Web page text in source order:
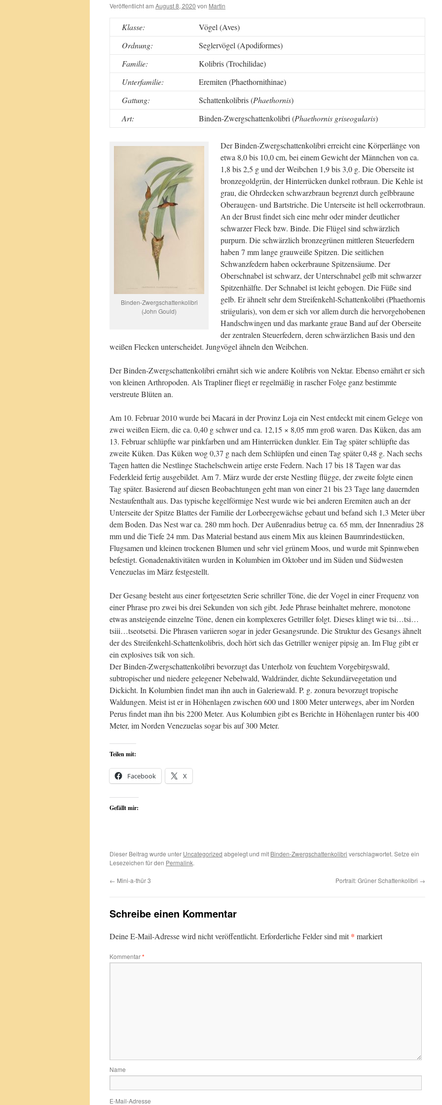
Veröffentlicht am August 8, 2020 von Martin
Klasse:
Vögel (Aves)
Ordnung:
Seglervögel (Apodiformes)
Familie:
Kolibris (Trochilidae)
Unterfamilie:
Eremiten (Phaethornithinae)
Gattung:
Schattenkolibris (Phaethornis)
Art:
Binden-Zwergschattenkolibri (Phaethornis griseogularis)
Binden-Zwergschattenkolibri
(John Gould)
Der Binden-Zwergschattenkolibri erreicht eine Körperlänge von
etwa 8,0 bis 10,0 cm, bei einem Gewicht der Männchen von ca.
1,8 bis 2,5 g und der Weibchen 1,9 bis 3,0 g. Die Oberseite ist
bronzegoldgrün, der Hinterrücken dunkel rotbraun. Die Kehle ist
grau, die Ohrdecken schwarzbraun begrenzt durch gelbbraune
Oberaugen- und Bartstriche. Die Unterseite ist hell ockerrotbraun.
An der Brust findet sich eine mehr oder minder deutlicher
schwarzer Fleck bzw. Binde. Die Flügel sind schwärzlich
purpurn. Die schwärzlich bronzegrünen mittleren Steuerfedern
haben 7 mm lange grauweiße Spitzen. Die seitlichen
Schwanzfedern haben ockerbraune Spitzensäume. Der
Oberschnabel ist schwarz, der Unterschnabel gelb mit schwarzer
Spitzenhälfte. Der Schnabel ist leicht gebogen. Die Füße sind
gelb. Er ähnelt sehr dem Streifenkehl-Schattenkolibri (Phaethornis
striigularis), von dem er sich vor allem durch die hervorgehobenen
Handschwingen und das markante graue Band auf der Oberseite
der zentralen Steuerfedern, deren schwärzlichen Basis und den
weißen Flecken unterscheidet. Jungvögel ähneln den Weibchen.
Der Binden-Zwergschattenkolibri ernährt sich wie andere Kolibris von Nektar. Ebenso ernährt er sich
von kleinen Arthropoden. Als Trapliner fliegt er regelmäßig in rascher Folge ganz bestimmte
verstreute Blüten an.
Am 10. Februar 2010 wurde bei Macará in der Provinz Loja ein Nest entdeckt mit einem Gelege von
zwei weißen Eiern, die ca. 0,40 g schwer und ca. 12,15 × 8,05 mm groß waren. Das Küken, das am
13. Februar schlüpfte war pinkfarben und am Hinterrücken dunkler. Ein Tag später schlüpfte das
zweite Küken. Das Küken wog 0,37 g nach dem Schlüpfen und einen Tag später 0,48 g. Nach sechs
Tagen hatten die Nestlinge Stachelschwein artige erste Federn. Nach 17 bis 18 Tagen war das
Federkleid fertig ausgebildet. Am 7. März wurde der erste Nestling flügge, der zweite folgte einen
Tag später. Basierend auf diesen Beobachtungen geht man von einer 21 bis 23 Tage lang dauernden
Nestaufenthalt aus. Das typische kegelförmige Nest wurde wie bei anderen Eremiten auch an der
Unterseite der Spitze Blattes der Familie der Lorbeergewächse gebaut und befand sich 1,3 Meter über
dem Boden. Das Nest war ca. 280 mm hoch. Der Außenradius betrug ca. 65 mm, der Innenradius 28
mm und die Tiefe 24 mm. Das Material bestand aus einem Mix aus kleinen Baumrindestücken,
Flugsamen und kleinen trockenen Blumen und sehr viel grünem Moos, und wurde mit Spinnweben
befestigt. Gonadenaktivitäten wurden in Kolumbien im Oktober und im Süden und Südwesten
Venezuelas im März festgestellt.
Der Gesang besteht aus einer fortgesetzten Serie schriller Töne, die der Vogel in einer Frequenz von
einer Phrase pro zwei bis drei Sekunden von sich gibt. Jede Phrase beinhaltet mehrere, monotone
etwas ansteigende einzelne Töne, denen ein komplexeres Getriller folgt. Dieses klingt wie tsi…tsi…
tsiii…tseotsetsi. Die Phrasen variieren sogar in jeder Gesangsrunde. Die Struktur des Gesangs ähnelt
der des Streifenkehl-Schattenkolibris, doch hört sich das Getriller weniger pipsig an. Im Flug gibt er
ein explosives tsik von sich.
Der Binden-Zwergschattenkolibri bevorzugt das Unterholz von feuchtem Vorgebirgswald,
subtropischer und niedere gelegener Nebelwald, Waldränder, dichte Sekundärvegetation und
Dickicht. In Kolumbien findet man ihn auch in Galeriewald. P. g. zonura bevorzugt tropische
Waldungen. Meist ist er in Höhenlagen zwischen 600 und 1800 Meter unterwegs, aber im Norden
Perus findet man ihn bis 2200 Meter. Aus Kolumbien gibt es Berichte in Höhenlagen runter bis 400
Meter, im Norden Venezuelas sogar bis auf 300 Meter.
Teilen mit:
Facebook X
Gefällt mir:
Dieser Beitrag wurde unter Uncategorized abgelegt und mit Binden-Zwergschattenkolibri verschlagwortet. Setze ein
Lesezeichen für den Permalink.
← Mini-a-thür 3 Portrait: Grüner Schattenkolibri →
Schreibe einen Kommentar
Deine E-Mail-Adresse wird nicht veröffentlicht. Erforderliche Felder sind mit* markiert
Kommentar*
Name
E-Mail-Adresse